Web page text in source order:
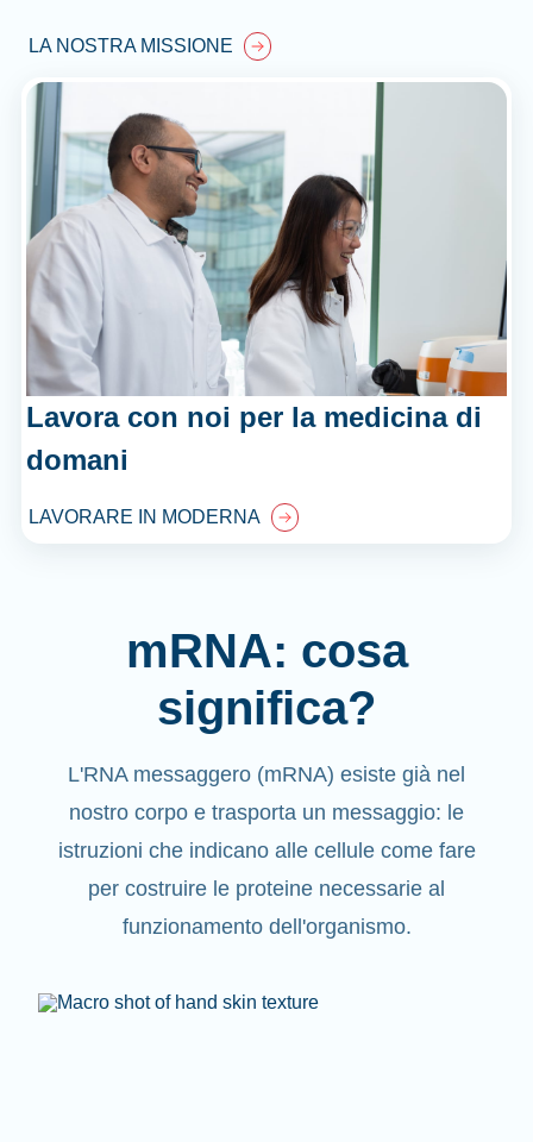
LA NOSTRA MISSIONE
Lavora con noi per la medicina di
domani
LAVORARE IN MODERNA
mRNA: cosa
significa?
L'RNA messaggero (mRNA) esiste già nel
nostro corpo e trasporta un messaggio: le
istruzioni che indicano alle cellule come fare
per costruire le proteine necessarie al
funzionamento dell'organismo.